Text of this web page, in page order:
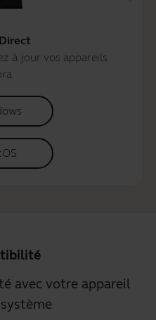
à jour vos appareils
avec votre appareil